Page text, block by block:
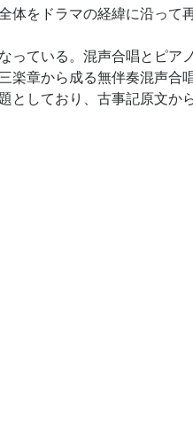
をドラマの経緯に沿って
ている。混声合唱とピア
章から成る無伴奏混声合唱
しており、古事記原文か